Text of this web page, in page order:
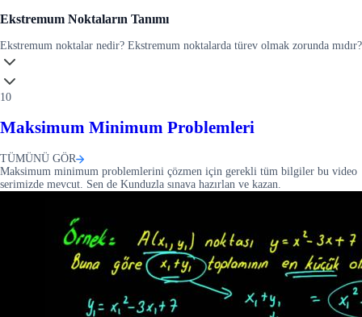
Ekstremum Noktaların Tanımı
Ekstremum noktalar nedir? Ekstremum noktalarda türev olmak zorunda mıdır?
10
Maksimum Minimum Problemleri
TÜMÜNÜ GÖR
Maksimum minimum problemlerini çözmen için gerekli tüm bilgiler bu video
serimizde mevcut. Sen de Kunduzla sınava hazırlan ve kazan.